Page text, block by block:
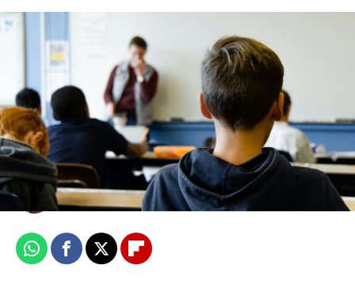
Comparte el analisis de un alumno sobre
Fortunata y Jacinta y arrasa: "Solo por eso le
pondría un 10"
María Ibernón
Publicado:12 de marzo de 2024, 10:21
WhatsappFacebook
X Flipboard